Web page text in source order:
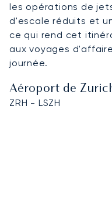
les opérations de
d'escale réduits et
ce qui rend cet
aux voyages
journée.
Aéroport de
ZRH - LSZH